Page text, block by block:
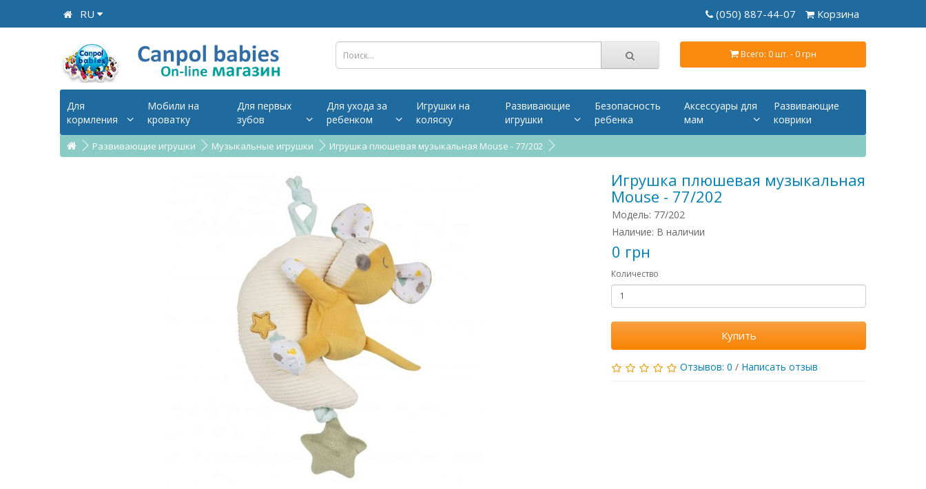
RU Корзина
(050) 887-44-07
Всего: 0 шт. - 0 грн
Для
кормления
Мобили на
кроватку
Для первых
зубов
Для ухода за
ребенком
Игрушки на
коляску
Развивающие
игрушки
Безопасность
ребенка
Аксессуары для
мам
Развивающие
коврики
Развивающие игрушки Музыкальные игрушки Игрушка плюшевая музыкальная Mouse - 77/202
Игрушка плюшевая музыкальная
Mouse - 77/202
Модель: 77/202
Наличие: В наличии
0 грн
Количество
Купить
Отзывов: 0 / Написать отзыв